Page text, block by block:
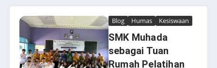
Blog Humas Kesiswaan
SMK Muhada
sebagai Tuan
Rumah Pelatihan